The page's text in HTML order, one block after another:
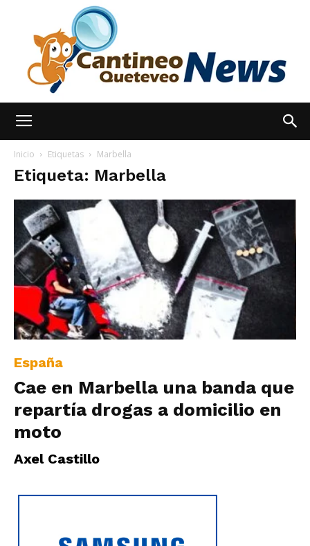
hoy
Ultima
Inicio Etiquetas Marbella
Etiqueta: Marbella
España
Cae en Marbella una banda que
repartía drogas a domicilio en
moto
Axel Castillo